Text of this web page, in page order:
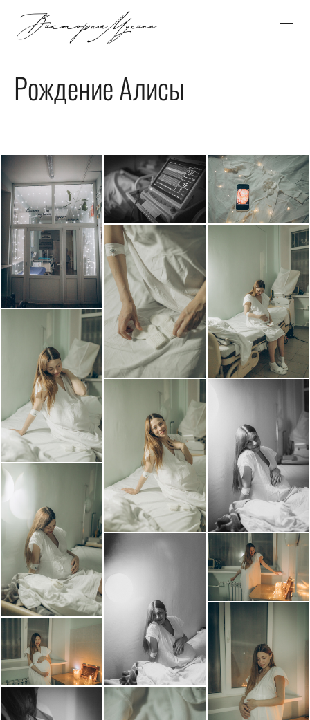
Рождение Алисы